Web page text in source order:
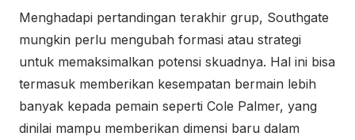
Menghadapi pertandingan terakhir grup, Southgate
mungkin perlu mengubah formasi atau strategi
untuk memaksimalkan potensi skuadnya. Hal ini bisa
termasuk memberikan kesempatan bermain lebih
banyak kepada pemain seperti Cole Palmer, yang
dinilai mampu memberikan dimensi baru dalam